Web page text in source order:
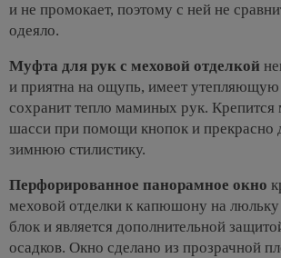
и не промокает, поэтому с ней не
одеяло.
Муфта для рук с меховой отделкой
и приятна на ощупь, имеет утепляющую
сохранит тепло маминых рук. Крепится
шасси при помощи кнопок и прекрасно
зимнюю стилистику.
Перфорированное панорамное окно
меховой отделки к капюшону на
блок и является дополнительной
осадков. Окно сделано из прозрачной